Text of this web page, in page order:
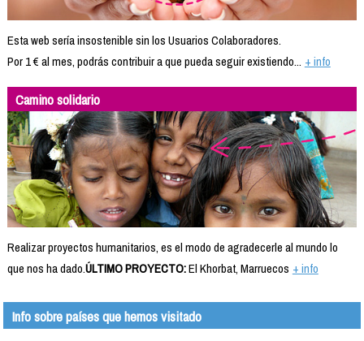
Esta web sería insostenible sin los Usuarios Colaboradores.
Por 1 € al mes, podrás contribuir a que pueda seguir existiendo... + info
Camino solidario
Realizar proyectos humanitarios, es el modo de agradecerle al mundo lo
que nos ha dado.ÚLTIMO PROYECTO:El Khorbat, Marruecos + info
Info sobre países que hemos visitado